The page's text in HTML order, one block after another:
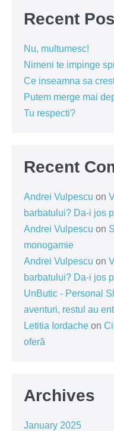
Recent
Nu, multumesc!
Nimeni te impinge
Ce inseamna sa
Putem merge mai
Tu respecti?
Recent
Andrei Vulpescu on
barbatului? Da-i jos
Andrei Vulpescu on
monogamie
Andrei Vulpescu on
barbatului? Da-i jos
UnButic - Personal
aventuri, restul au
Letitia Iordache on
oferă
Archives
January 2025